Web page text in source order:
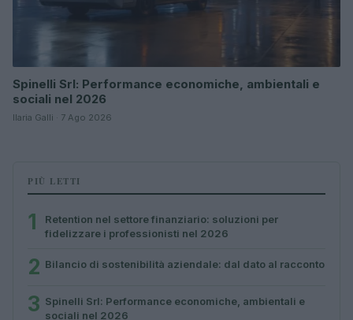
Spinelli Srl: Performance economiche, ambientali e
sociali nel 2026
Ilaria Galli · 7 Ago 2026
PIÙ LETTI
1
Retention nel settore finanziario: soluzioni per
fidelizzare i professionisti nel 2026
2 Bilancio di sostenibilità aziendale: dal dato al racconto
3 Spinelli Srl: Performance economiche, ambientali e
sociali nel 2026